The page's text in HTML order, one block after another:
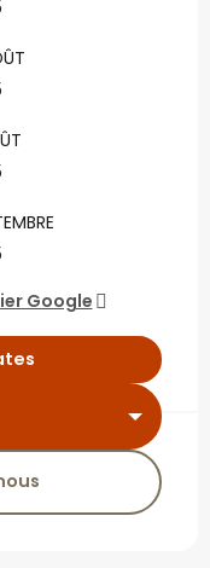
Google